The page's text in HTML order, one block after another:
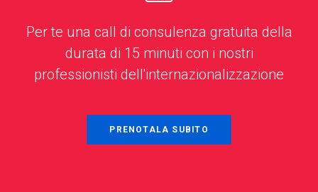
Per te una call di consulenza gratuita della
durata di 15 minuti con i nostri
professionisti dell'internazionalizzazione
PRENOTALA SUBITO